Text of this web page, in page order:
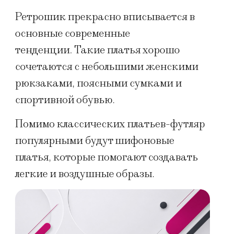
Ретрошик прекрасно вписывается в
основные современные
тенденции. Такие платья хорошо
сочетаются с небольшими женскими
рюкзаками, поясными сумками и
спортивной обувью.
Помимо классических платьев-футляр
популярными будут шифоновые
платья, которые помогают создавать
легкие и воздушные образы.